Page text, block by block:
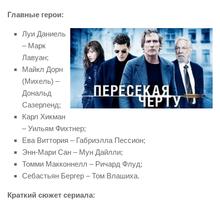
Главные герои:
Луи Даниель
– Марк
Лавуан;
Майкл Дорн
(Михель) –
Дональд
Сазерленд;
Карл Хикман
– Уильям Фихтнер;
Ева Виттория – Габриэлла Пессион;
Энн-Мари Сан – Мун Дайлли;
Томми Макконнелл – Ричард Флуд;
Себастьян Бергер – Том Влашиха.
Краткий сюжет сериала: